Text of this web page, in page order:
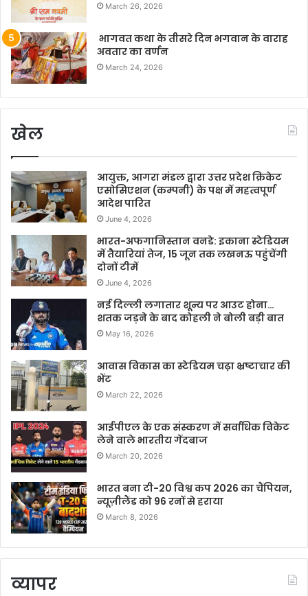
March 26, 2026
भागवत कथा के तीसरे दिन भगवान के वाराह
अवतार का वर्णन
March 24, 2026
खेल
आयुक्त, आगरा मंडल द्वारा उत्तर प्रदेश क्रिकेट
एसोसिएशन (कम्पनी) के पक्ष में महत्वपूर्ण
आदेश पारित
June 4, 2026
भारत-अफगानिस्तान वनडे: इकाना स्टेडियम
में तैयारियां तेज, 15 जून तक लखनऊ पहुंचेंगी
दोनों टीमें
June 4, 2026
नई दिल्ली लगातार शून्य पर आउट होना…
शतक जड़ने के बाद कोहली ने बोली बड़ी बात
May 16, 2026
आवास विकास का स्टेडियम चढ़ा भ्रष्टाचार की
भेंट
March 22, 2026
आईपीएल के एक संस्करण में सर्वाधिक विकेट
लेने वाले भारतीय गेंदबाज
March 20, 2026
भारत बना टी-20 विश्व कप 2026 का चैंपियन,
न्यूज़ीलैंड को 96 रनों से हराया
March 8, 2026
व्यापर